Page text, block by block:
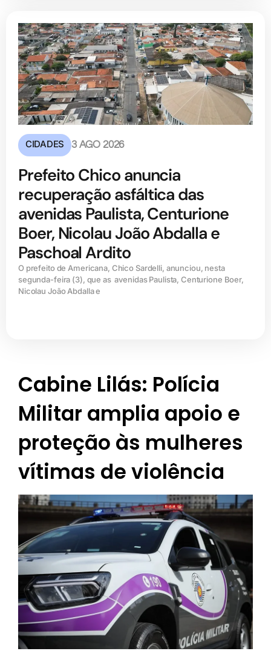
CIDADES 3 AGO 2026
Prefeito Chico anuncia
recuperação asfáltica das
avenidas Paulista, Centurione
Boer, Nicolau João Abdalla e
Paschoal Ardito
O prefeito de Americana, Chico Sardelli, anunciou, nesta
segunda-feira (3), que as avenidas Paulista, Centurione Boer,
Nicolau João Abdalla e
Cabine Lilás: Polícia
Militar amplia apoio e
proteção às mulheres
vítimas de violência